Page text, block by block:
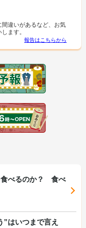
違いがあるなど、お気
ます。
報告はこちらから
食べるのか？ 食べ
”はいつまで言え